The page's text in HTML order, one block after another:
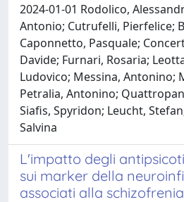
2024-01-01 Rodolico,
Antonio; Cutrufelli, Pierfelice;
Caponnetto, Pasquale;
Davide; Furnari, Rosaria;
Ludovico; Messina, Antonino;
Petralia, Antonino;
Siafis, Spyridon; Leucht,
Salvina
L'impatto degli
sui marker della
associati alla schizofrenia